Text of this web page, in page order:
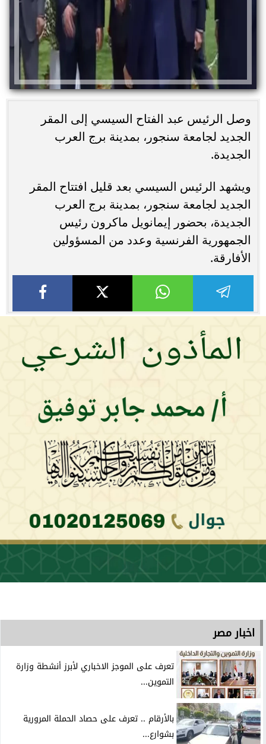
وصل الرئيس عبد الفتاح السيسي إلى المقر
الجديد لجامعة سنجور، بمدينة برج العرب
الجديدة.
ويشهد الرئيس السيسي بعد قليل افتتاح المقر
الجديد لجامعة سنجور، بمدينة برج العرب
الجديدة، بحضور إيمانويل ماكرون رئيس
الجمهورية الفرنسية وعدد من المسؤولين
الأفارقة.
اخبار مصر
تعرف على الموجز الاخباري لأبرز أنشطة وزارة
التموين...
بالأرقام .. تعرف على حصاد الحملة المرورية
بشوارع...